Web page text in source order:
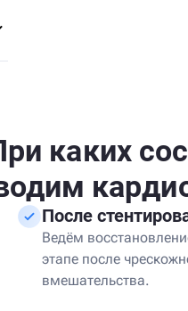
каких
После
Ведём
этапе после
вмешательства.